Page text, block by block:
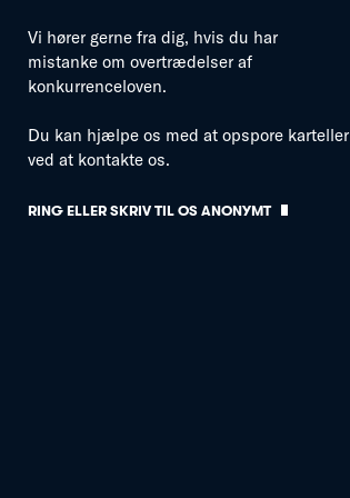
Vi hører gerne fra dig, hvis du har
mistanke om overtrædelser af
konkurrenceloven.
Du kan hjælpe os med at opspore karteller
ved at kontakte os.
RING ELLER SKRIV TIL OS ANONYMT